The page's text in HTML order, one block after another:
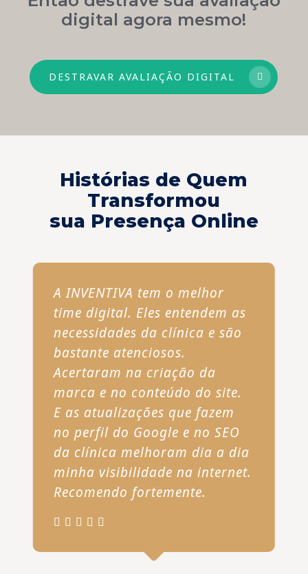
digital agora mesmo!
DESTRAVAR AVALIAÇÃO DIGITAL
Histórias de Quem
Transformou
sua Presença Online
A INVENTIVA tem o melhor
time digital. Eles entendem as
necessidades da clínica e são
bastante atenciosos.
Acertaram na criação da
marca e no conteúdo do site.
E as atualizações que fazem
no perfil do Google e no SEO
da clínica melhoram dia a dia
minha visibilidade na internet.
Recomendo fortemente.